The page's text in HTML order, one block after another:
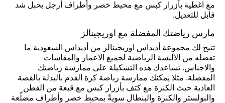
مع اغطية بأزرار كبس مع محيط خصر وأطراف أرجل بحبل شد
قابل للتعديل.
مارس رياضتك المفضلة مع اوريجينالز
تتيح لك مجموعة أديداس اوريجينالز من أديداس السعودية ما
تفضله من الألبسة الرياضية لجميع الاعمار والمقاسات
والاجناس. تساعدك هذه التشكيلة على ممارسة رياضتك
المفضلة. مثلا يمكنك ممارسة رياضة كرة القدم بالبدلة بالقصة
العادية حيث الكنزة مع كتف بأزرار كبس مع قبعة من القطن
والبولستر والكنزة والبنطال سويةً بمحيط خصر وأطراف مضلّعة